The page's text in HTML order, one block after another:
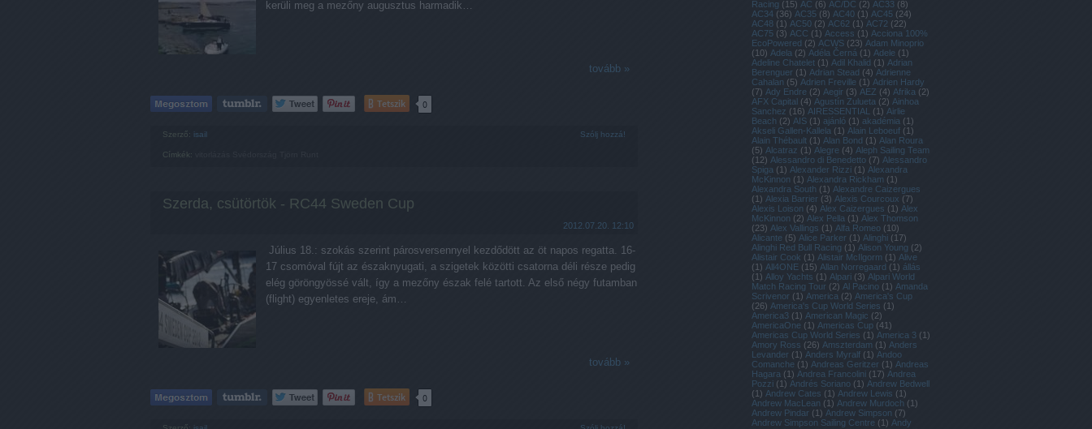
Racing (15) AC (6) AC/DC (2) AC33 (8)
AC34 (36) AC35 (8) AC40 (1) AC45 (24)
AC48 (1) AC50 (2) AC62 (1) AC72 (22)
AC75 (3) ACC (1) Access (1) Acciona 100%
EcoPowered (2) ACWS (23) Adam Minoprio
(10) Adela (2) Adéla Černá (1) Adele (1)
Adeline Chatelet (1) Adil Khalid (1) Adrian
Berenguer (1) Adrian Stead (4) Adrienne
Cahalan (5) Adrien Freville (1) Adrien Hardy
(7) Ady Endre (2) Aegir (3) AEZ (4) Afrika (2)
AFX Capital (4) Agustín Zulueta (2) Ainhoa
Sanchez (16) AIRESSENTIAL (1) Airlie
Beach (2) AIS (1) ajánló (1) akadémia (1)
Akseli Gallen-Kallela (1) Alain Leboeuf (1)
Alain Thébault (1) Alan Bond (1) Alan Roura
(5) Alcatraz (1) Alegre (4) Aleph Sailing Team
(12) Alessandro di Benedetto (7) Alessandro
Spiga (1) Alexander Rizzi (1) Alexandra
McKinnon (1) Alexandra Rickham (1)
Alexandra South (1) Alexandre Caizergues
(1) Alexia Barrier (3) Alexis Courcoux (7)
Alexis Loison (4) Alex Caizergues (1) Alex
McKinnon (2) Alex Pella (1) Alex Thomson
(23) Alex Vallings (1) Alfa Romeo (10)
Alicante (5) Alice Parker (1) Alinghi (17)
Alinghi Red Bull Racing (1) Alison Young (2)
Alistair Cook (1) Alistair McIlgorm (1) Alive
(1) All4ONE (15) Allan Norregaard (1) állás
(1) Alloy Yachts (1) Alpari (3) Alpari World
Match Racing Tour (2) Al Pacino (1) Amanda
Scrivenor (1) America (2) America's Cup
(26) America's Cup World Series (1)
America3 (1) American Magic (2)
AmericaOne (1) Americas Cup (41)
Americas Cup World Series (1) America 3 (1)
Amory Ross (26) Amszterdam (1) Anders
Levander (1) Anders Myralf (1) Andoo
Comanche (1) Andreas Geritzer (1) Andreas
Hagara (1) Andrea Francolini (17) Andrea
Pozzi (1) Andrés Soriano (1) Andrew Bedwell
(1) Andrew Cates (1) Andrew Lewis (1)
Andrew MacLean (1) Andrew Murdoch (1)
Andrew Pindar (1) Andrew Simpson (7)
Andrew Simpson Sailing Centre (1) Andy
kerüli meg a mezőny augusztus harmadik…
tovább »
Tetszik 0
Szerző: isail Szólj hozzá!
Címkék:
Szerda, csütörtök - RC44 Sweden Cup
2012.07.20. 12:10
Július 18.: szokás szerint párosversennyel kezdődött az öt napos regatta. 16-
17 csomóval fújt az északnyugati, a szigetek közötti csatorna déli része pedig
elég göröngyössé vált, így a mezőny észak felé tartott. Az első négy futamban
(flight) egyenletes ereje, ám…
tovább »
Tetszik 0